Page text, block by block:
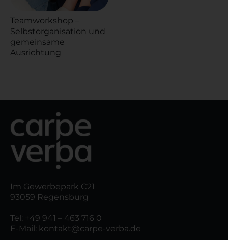
Teamworkshop –
Selbstorganisation und
gemeinsame
Ausrichtung
Im Gewerbepark C21
93059 Regensburg
Tel: +49 941 – 463 716 0
E-Mail: kontakt@carpe-verba.de